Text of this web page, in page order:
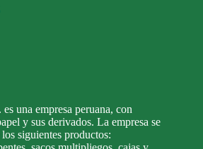
. es una empresa peruana, con
y sus derivados. La empresa se
siguientes productos: